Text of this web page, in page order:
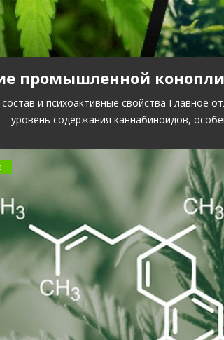
промышленной
и психоактивные свойства Главное
уровень содержания каннабиноидов,